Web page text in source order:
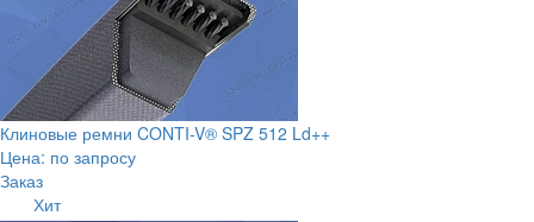
Клиновые ремни CONTI-V® SPZ 512 Ld++
Цена: по запросу
Заказ
Хит